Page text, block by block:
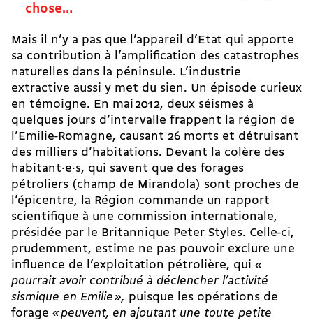
chose…
Mais il n’y a pas que l’appareil d’Etat qui apporte
sa contribution à l’amplification des catastrophes
naturelles dans la péninsule. L’industrie
extractive aussi y met du sien. Un épisode curieux
en témoigne. En mai 2012, deux séismes à
quelques jours d’intervalle frappent la région de
l’Emilie-Romagne, causant 26 morts et détruisant
des milliers d’habitations. Devant la colère des
habitant·e·s, qui savent que des forages
pétroliers (champ de Mirandola) sont proches de
l’épicentre, la Région commande un rapport
scientifique à une commission internationale,
présidée par le Britannique Peter Styles. Celle-ci,
prudemment, estime ne pas pouvoir exclure une
influence de l’exploitation pétrolière, qui «
pourrait avoir contribué à déclencher l’activité
sismique en Emilie», puisque les opérations de
forage «peuvent, en ajoutant une toute petite